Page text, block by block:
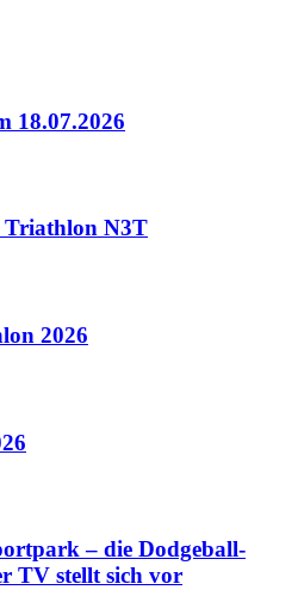
18.07.2026
Triathlon N3T
2026
– die Dodgeball-
TV stellt sich vor